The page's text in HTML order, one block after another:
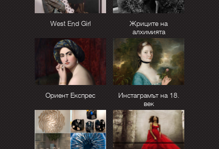
West End Girl
Жриците на
алхимията
Ориент Експрес
Инстаграмът на 18.
век